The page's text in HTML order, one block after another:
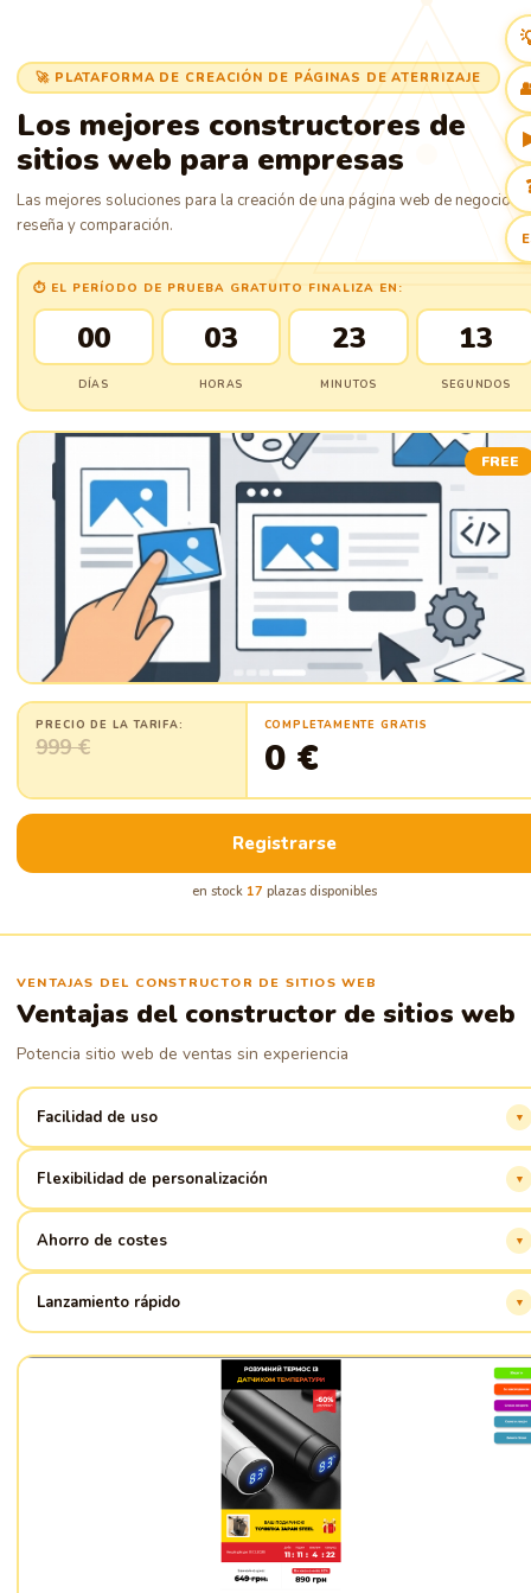
🚀 PLATAFORMA DE CREACIÓN DE PÁGINAS DE ATERRIZAJE
Los mejores constructores de
sitios web para empresas
Las mejores soluciones para la creación de una página web de negocios:
reseña y comparación.
⏱ EL PERÍODO DE PRUEBA GRATUITO FINALIZA EN:
00
DÍAS
03
HORAS
23
MINUTOS
12
SEGUNDOS
FREE
PRECIO DE LA TARIFA:
999 €
COMPLETAMENTE GRATIS
0 €
Registrarse
en stock 17 plazas disponibles
VENTAJAS DEL CONSTRUCTOR DE SITIOS WEB
Ventajas del constructor de sitios web
Potencia sitio web de ventas sin experiencia
Facilidad de uso
Flexibilidad de personalización
Ahorro de costes
Lanzamiento rápido